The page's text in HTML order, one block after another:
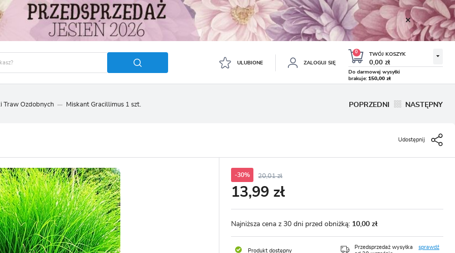
ULUBIONE ZALOGUJ SIĘ
Zapomniałem hasła
SIĘ
podgląd statusu realizacji zamówień
brak konieczności wprowadzania swoich danych przy kolejnych zakupach
0 TWÓJ KOSZYK
0,00 zł
8.99 zł 19.43 zł
KROKUS WIOSENNY MIX 50
19.99 zł 43.32 zł
Do darmowej wysyłki
brakuje: 150,00 zł
Traw Ozdobnych Miskant Gracillimus 1 szt. POPRZEDNI NASTĘPNY
Udostępnij
-30% 20,01 zł
13,99 zł
Najniższa cena z 30 dni przed obniżką: 10,00 zł
Produkt dostępny
Przedsprzedaż wysyłka
sprawdź